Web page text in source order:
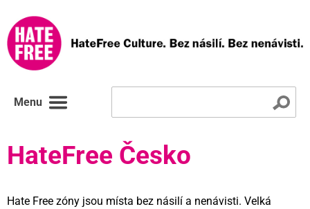
Menu
HateFree Česko
Hate Free zóny jsou místa bez násilí a nenávisti. Velká